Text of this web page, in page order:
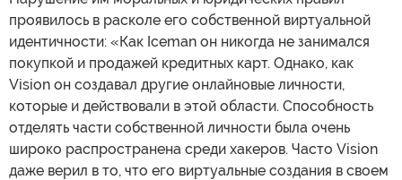
проявилось в расколе его собственной виртуальной
идентичности: «Как Iceman он никогда не занимался
покупкой и продажей кредитных карт. Однако, как
Vision он создавал другие онлайновые личности,
которые и действовали в этой области. Способность
отделять части собственной личности была очень
широко распространена среди хакеров. Часто Vision
даже верил в то, что его виртуальные создания в своем